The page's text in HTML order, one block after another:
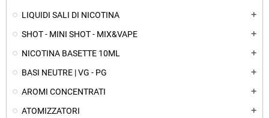
LIQUIDI SALI DI NICOTINA add
SHOT - MINI SHOT - MIX&VAPE add
NICOTINA BASETTE 10ML add
BASI NEUTRE | VG - PG add
AROMI CONCENTRATI add
ATOMIZZATORI add